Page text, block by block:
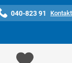
040-823 91 Kontakt